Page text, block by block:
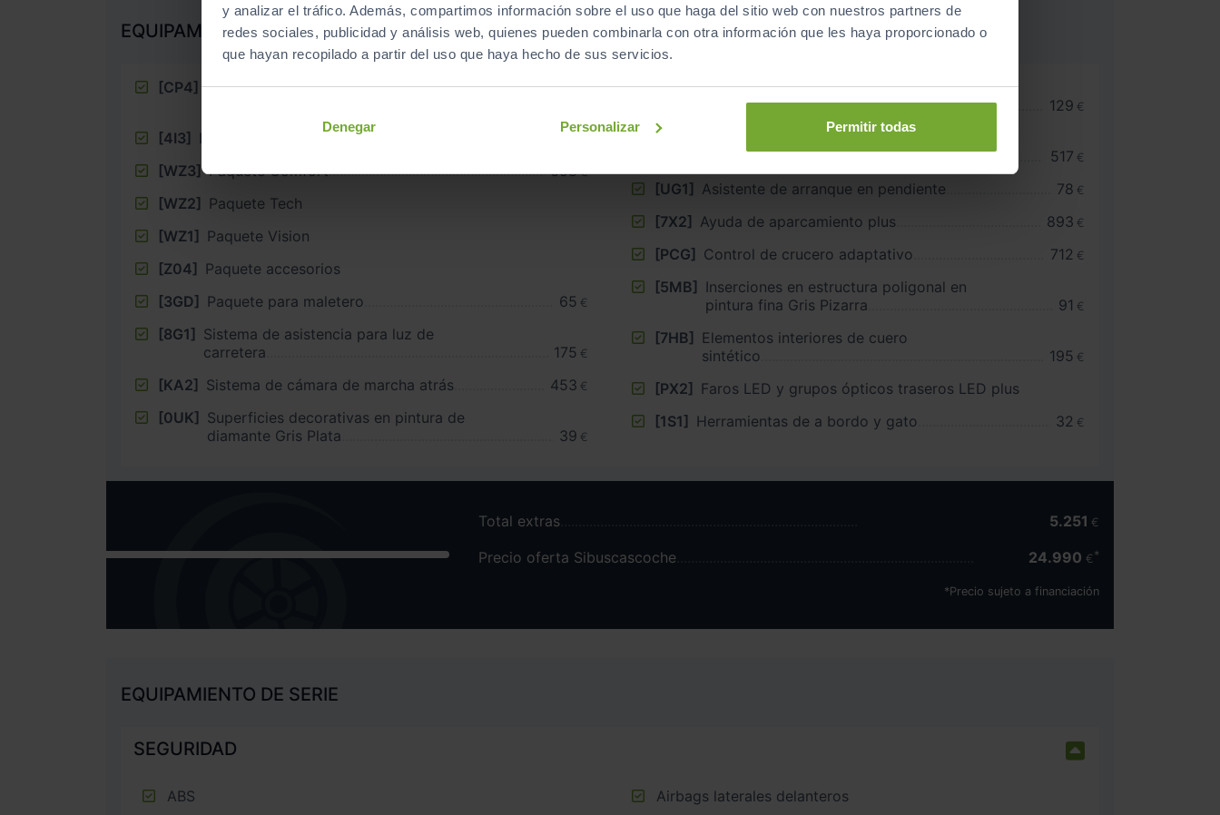
y analizar el tráfico. Además, compartimos información sobre el uso que haga del sitio web con nuestros partners de
redes sociales, publicidad y análisis web, quienes pueden combinarla con otra información que les haya proporcionado o
que hayan recopilado a partir del uso que haya hecho de sus servicios.
Denegar Personalizar Permitir todas
EQUIPAMIENTO EXTRA
[CP4] Llantas en diseño estrella de 5 brazos,
[4I3] Llave de confort, sin SAFELOCK 505
[WZ3] Paquete Comfort 658 €
[WZ2] Paquete Tech
[WZ1] Paquete Vision
[Z04] Paquete accesorios
[3GD] Paquete para maletero 65 €
[8G1] Sistema de asistencia para luz de
carretera
175 €
[KA2] Sistema de cámara de marcha atrás 453 €
[0UK] Superficies decorativas en pintura de
diamante Gris Plata
39 €
[1XW] Volante de cuero de 3 radios con
multifunción plus
129 €
[9AK]
Climatizador automático de comfort de 2
517 €
[UG1] Asistente de arranque en pendiente 78 €
[7X2] Ayuda de aparcamiento plus 893 €
[PCG] Control de crucero adaptativo 712 €
[5MB] Inserciones en estructura poligonal en
pintura fina Gris Pizarra
91 €
[7HB] Elementos interiores de cuero
sintético
195 €
[PX2] Faros LED y grupos ópticos traseros LED plus
[1S1] Herramientas de a bordo y gato 32 €
Total extras 5.251 €
Precio oferta Sibuscascoche 24.990 €
*Precio sujeto a financiación
EQUIPAMIENTO DE SERIE
SEGURIDAD
ABS
Airbags laterales delanteros